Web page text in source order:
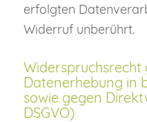
erfolgten
Widerruf unberührt.
Widerspruchsrecht
Datenerhebung in
sowie gegen
DSGVO)